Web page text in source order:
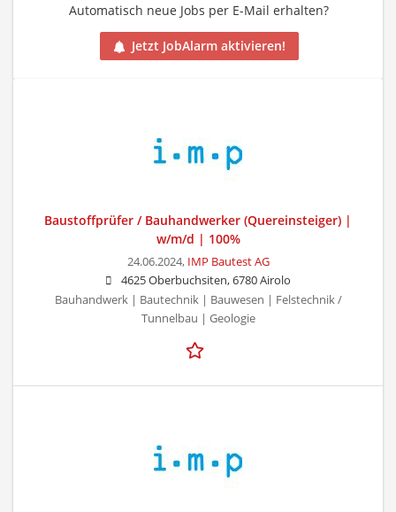
Automatisch neue Jobs per E-Mail erhalten?
Jetzt JobAlarm aktivieren!
Baustoffprüfer / Bauhandwerker (Quereinsteiger) |
w/m/d | 100%
24.06.2024, IMP Bautest AG
4625 Oberbuchsiten, 6780 Airolo
Bauhandwerk | Bautechnik | Bauwesen | Felstechnik /
Tunnelbau | Geologie